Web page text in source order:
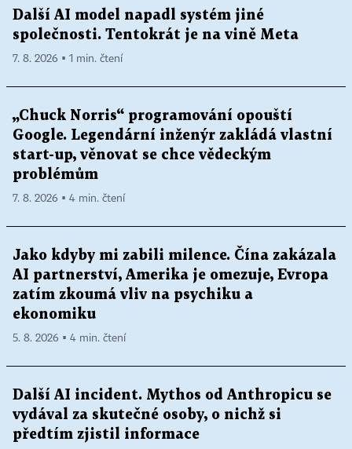
Další AI model napadl systém jiné
společnosti. Tentokrát je na vině Meta
7. 8. 2026 ▪ 1 min. čtení
„Chuck Norris“ programování opouští
Google. Legendární inženýr zakládá vlastní
start-up, věnovat se chce vědeckým
problémům
7. 8. 2026 ▪ 4 min. čtení
Jako kdyby mi zabili milence. Čína zakázala
AI partnerství, Amerika je omezuje, Evropa
zatím zkoumá vliv na psychiku a
ekonomiku
5. 8. 2026 ▪ 4 min. čtení
Další AI incident. Mythos od Anthropicu se
vydával za skutečné osoby, o nichž si
předtím zjistil informace